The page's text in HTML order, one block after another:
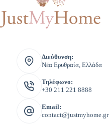
Διεύθυνση:
Νέα Ερυθραία, Ελλάδα
Τηλέφωνο:
+30 211 221 8888
Email:
contact@justmyhome.gr